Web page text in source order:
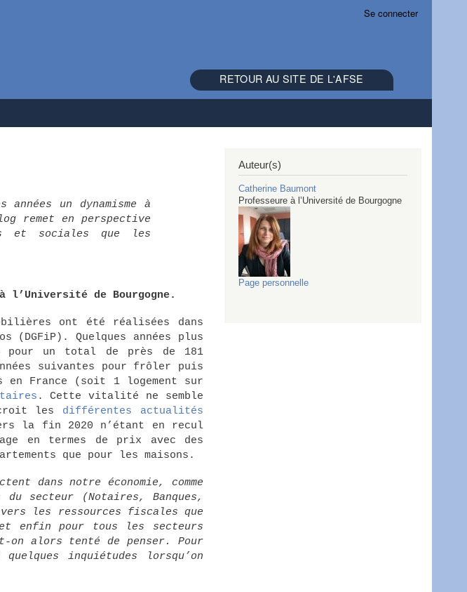
Se connecter
RETOUR AU SITE DE L'AFSE
un dynamisme à
remet en perspective
et sociales que les
l’Université de Bourgogne.
ont été réalisées dans
Quelques années plus
pour un total de près de 181
suivantes pour frôler puis
en France (soit 1 logement sur
. Cette vitalité ne semble
les différentes actualités
la fin 2020 n’étant en recul
en termes de prix avec des
que pour les maisons.
dans notre économie, comme
secteur (Notaires, Banques,
les ressources fiscales que
enfin pour tous les secteurs
on alors tenté de penser. Pour
inquiétudes lorsqu’on
Auteur(s)
Catherine Baumont
Professeure à l’Université de Bourgogne
Page personnelle